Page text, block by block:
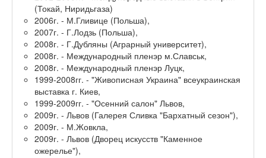
(Токай, Ниридьгаза)
2006г. - М.Гливице (Польша),
2007г. - Г.Лодзь (Польша),
2008г. - Г.Дубляны (Аграрный университет),
2008г. - Международный пленэр м.Славськ,
2008г. - Международный пленэр Луцк,
1999-2008гг. - "Живописная Украина" всеукраинская
выставка г. Киев,
1999-2009гг. - "Осенний салон" Львов,
2009г. - Львов (Галерея Сливка "Бархатный сезон"),
2009г. - М.Жовкла,
2009г. - Львов (Дворец искусств "Каменное
ожерелье"),